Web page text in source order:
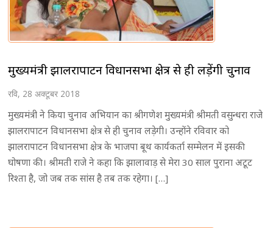
मुख्यमंत्री झालरापाटन विधानसभा क्षेत्र से ही लड़ेंगी चुनाव
रवि, 28 अक्टूबर 2018
मुख्यमंत्री ने किया चुनाव अभियान का श्रीगणेश मुख्यमंत्री श्रीमती वसुन्धरा राजे
झालरापाटन विधानसभा क्षेत्र से ही चुनाव लड़ेगी। उन्होंने रविवार को
झालरापाटन विधानसभा क्षेत्र के भाजपा बूथ कार्यकर्ता सम्मेलन में इसकी
घोषणा की। श्रीमती राजे ने कहा कि झालावाड़ से मेरा 30 साल पुराना अटूट
रिश्ता है, जो जब तक सांस है तब तक रहेगा। […]